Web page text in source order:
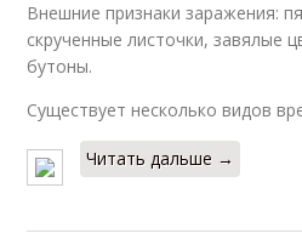
Внешние признаки заражения:
скрученные листочки, завялые
бутоны.
Существует несколько видов
Читать дальше →